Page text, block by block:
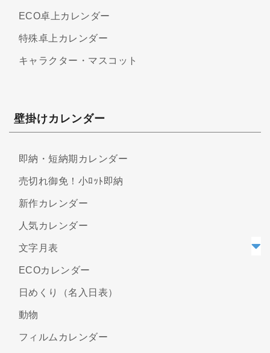
ECO卓上カレンダー
特殊卓上カレンダー
キャラクター・マスコット
壁掛けカレンダー
即納・短納期カレンダー
売切れ御免！小ﾛｯﾄ即納
新作カレンダー
人気カレンダー
文字月表
ECOカレンダー
日めくり（名入日表）
動物
フィルムカレンダー